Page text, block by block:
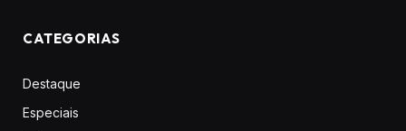
CATEGORIAS
Destaque
Especiais